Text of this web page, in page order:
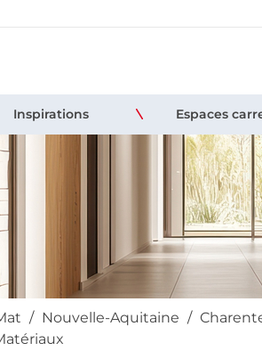
Inspirations Espaces
Nouvelle-Aquitaine